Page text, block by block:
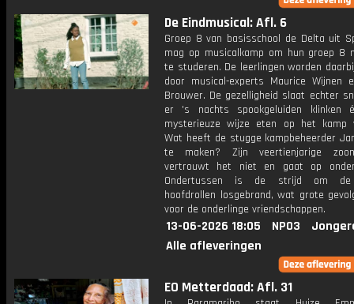
De Eindmusical: Afl. 6
Groep 8 van basisschool de Delta uit
mag op musicalkamp om hun groep 8
te studeren. De leerlingen worden
door musical-experts Maurice Wijnen
Brouwer. De gezelligheid slaat echter
er 's nachts spookgeluiden klinken
mysterieuze wijze eten op het kamp
Wat heeft de stugge kampbeheerder
te maken? Zijn veertienjarige
vertrouwt het niet en gaat op
Ondertussen is de strijd om de
hoofdrollen losgebrand, wat grote
voor de onderlinge vriendschappen.
13-06-2026 18:05 NPO3
Alle afleveringen
EO Metterdaad: Afl. 31